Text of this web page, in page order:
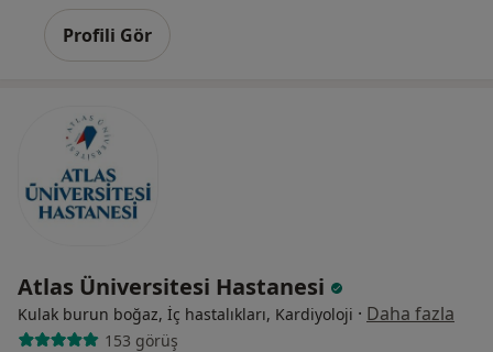
Profili Gör
Atlas Üniversitesi Hastanesi
Kulak burun boğaz, İç hastalıkları, Kardiyoloji · Daha fazla
153 görüş